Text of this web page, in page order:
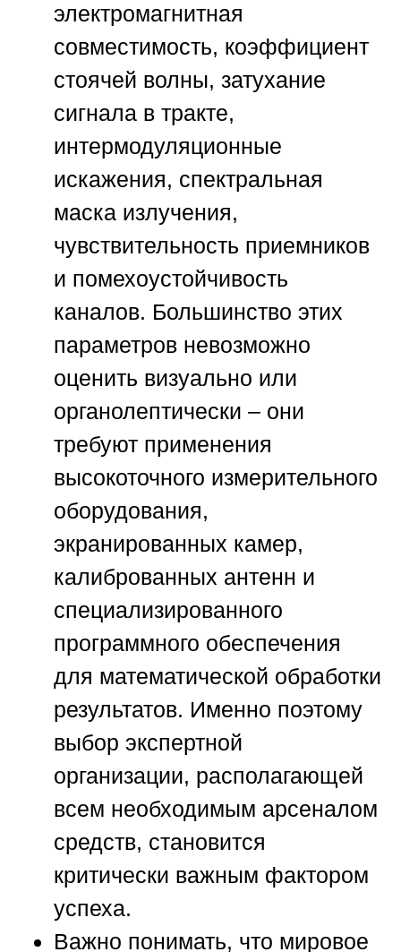
электромагнитная
совместимость, коэффициент
стоячей волны, затухание
сигнала в тракте,
интермодуляционные
искажения, спектральная
маска излучения,
чувствительность приемников
и помехоустойчивость
каналов. Большинство этих
параметров невозможно
оценить визуально или
органолептически – они
требуют применения
высокоточного измерительного
оборудования,
экранированных камер,
калиброванных антенн и
специализированного
программного обеспечения
для математической обработки
результатов. Именно поэтому
выбор экспертной
организации, располагающей
всем необходимым арсеналом
средств, становится
критически важным фактором
успеха.
Важно понимать, что мировое